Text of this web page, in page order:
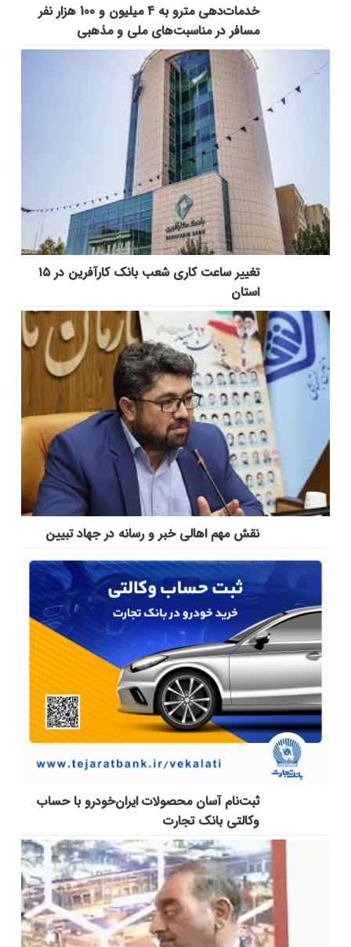
خدمات‌دهي مترو به 4 ميليون و 100 هزار نفر
مسافر در مناسبت‌هاي ملي و مذهبي
تغییر ساعت کاری شعب بانک کارآفرین در ۱۵
استان
نقش مهم اهالی خبر و رسانه در جهاد تبیین
ثبت‌نام آسان محصولات ایران‌خودرو با حساب
وکالتی بانک تجارت